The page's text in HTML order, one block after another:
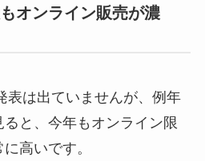
オンライン販売が濃
表は出ていませんが、例年
と、今年もオンライン限
高いです。